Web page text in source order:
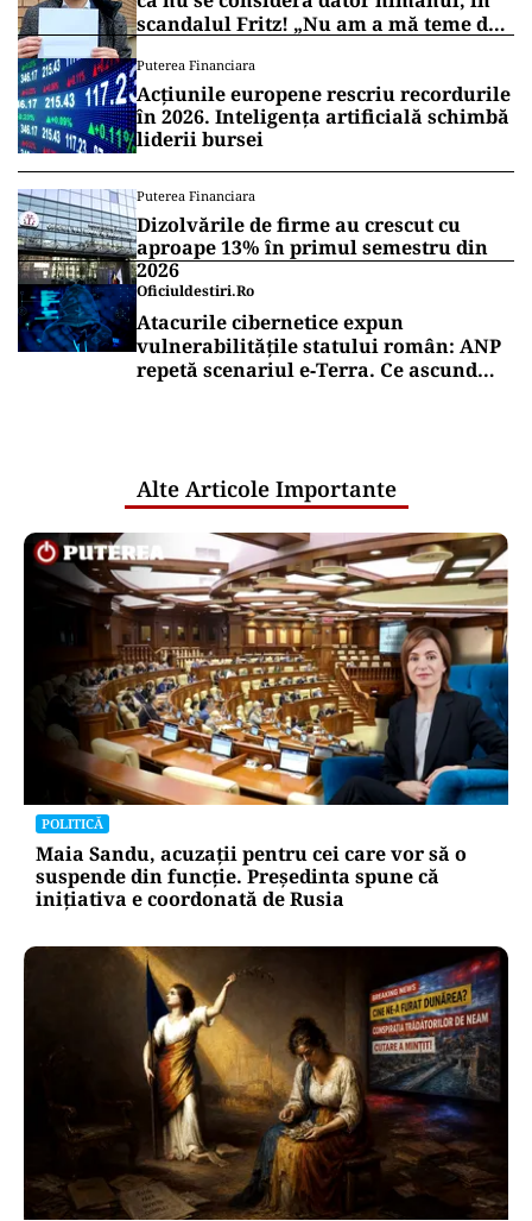
scandalul Fritz! „Nu am a mă teme de
Puterea Financiara
Acțiunile europene rescriu recordurile
în 2026. Inteligența artificială schimbă
liderii bursei
Puterea Financiara
Dizolvările de firme au crescut cu
aproape 13% în primul semestru din
2026
Oficiuldestiri.ro
Atacurile cibernetice expun
vulnerabilitățile statului român: ANP
repetă scenariul e‑Terra. Ce ascund
Alte Articole Importante
POLITICĂ
Maia Sandu, acuzații pentru cei care vor să o
suspende din funcție. Președinta spune că
inițiativa e coordonată de Rusia